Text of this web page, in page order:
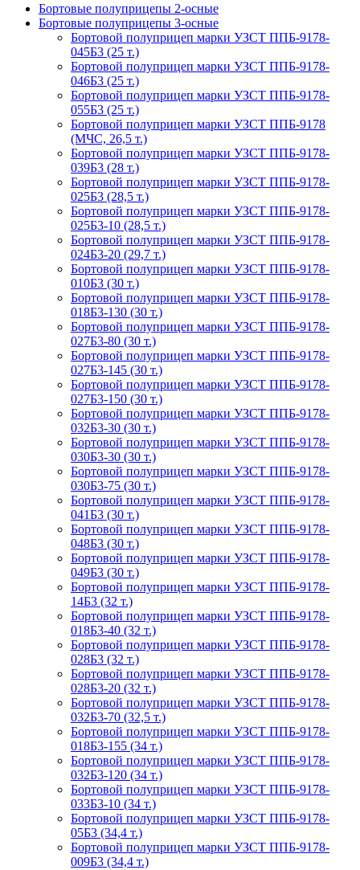
Бортовые полуприцепы 2-осные
Бортовые полуприцепы 3-осные
Бортовой полуприцеп марки УЗСТ ППБ-9178-
045Б3 (25 т.)
Бортовой полуприцеп марки УЗСТ ППБ-9178-
046Б3 (25 т.)
Бортовой полуприцеп марки УЗСТ ППБ-9178-
055Б3 (25 т.)
Бортовой полуприцеп марки УЗСТ ППБ-9178
(МЧС, 26,5 т.)
Бортовой полуприцеп марки УЗСТ ППБ-9178-
039Б3 (28 т.)
Бортовой полуприцеп марки УЗСТ ППБ-9178-
025Б3 (28,5 т.)
Бортовой полуприцеп марки УЗСТ ППБ-9178-
025Б3-10 (28,5 т.)
Бортовой полуприцеп марки УЗСТ ППБ-9178-
024Б3-20 (29,7 т.)
Бортовой полуприцеп марки УЗСТ ППБ-9178-
010Б3 (30 т.)
Бортовой полуприцеп марки УЗСТ ППБ-9178-
018Б3-130 (30 т.)
Бортовой полуприцеп марки УЗСТ ППБ-9178-
027Б3-80 (30 т.)
Бортовой полуприцеп марки УЗСТ ППБ-9178-
027Б3-145 (30 т.)
Бортовой полуприцеп марки УЗСТ ППБ-9178-
027Б3-150 (30 т.)
Бортовой полуприцеп марки УЗСТ ППБ-9178-
032Б3-30 (30 т.)
Бортовой полуприцеп марки УЗСТ ППБ-9178-
030Б3-30 (30 т.)
Бортовой полуприцеп марки УЗСТ ППБ-9178-
030Б3-75 (30 т.)
Бортовой полуприцеп марки УЗСТ ППБ-9178-
041Б3 (30 т.)
Бортовой полуприцеп марки УЗСТ ППБ-9178-
048Б3 (30 т.)
Бортовой полуприцеп марки УЗСТ ППБ-9178-
049Б3 (30 т.)
Бортовой полуприцеп марки УЗСТ ППБ-9178-
14Б3 (32 т.)
Бортовой полуприцеп марки УЗСТ ППБ-9178-
018Б3-40 (32 т.)
Бортовой полуприцеп марки УЗСТ ППБ-9178-
028Б3 (32 т.)
Бортовой полуприцеп марки УЗСТ ППБ-9178-
028Б3-20 (32 т.)
Бортовой полуприцеп марки УЗСТ ППБ-9178-
032Б3-70 (32,5 т.)
Бортовой полуприцеп марки УЗСТ ППБ-9178-
018Б3-155 (34 т.)
Бортовой полуприцеп марки УЗСТ ППБ-9178-
032Б3-120 (34 т.)
Бортовой полуприцеп марки УЗСТ ППБ-9178-
033Б3-10 (34 т.)
Бортовой полуприцеп марки УЗСТ ППБ-9178-
05Б3 (34,4 т.)
Бортовой полуприцеп марки УЗСТ ППБ-9178-
009Б3 (34,4 т.)